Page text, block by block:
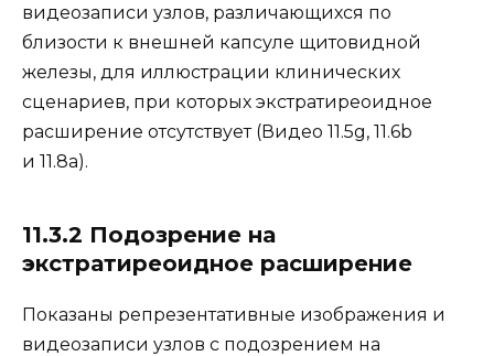
видеозаписи узлов, различающихся по
близости к внешней капсуле щитовидной
железы, для иллюстрации клинических
сценариев, при которых экстратиреоидное
расширение отсутствует (Видео 11.5g, 11.6b
и 11.8a).
11.3.2 Подозрение на
экстратиреоидное расширение
Показаны репрезентативные изображения и
видеозаписи узлов с подозрением на